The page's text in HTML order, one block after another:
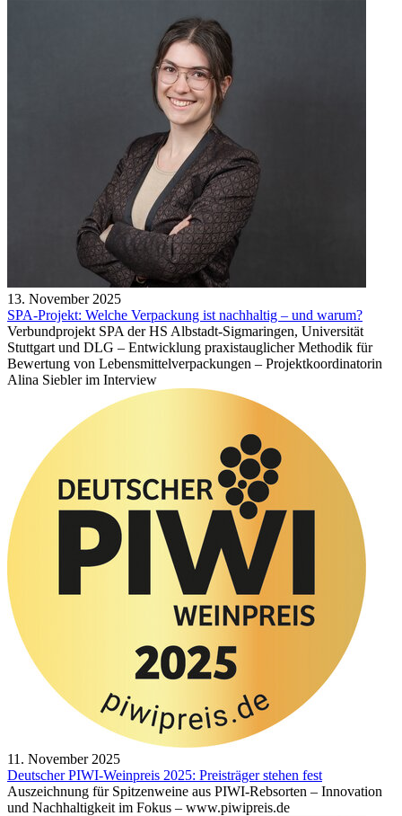
13. November 2025
SPA-Projekt: Welche Verpackung ist nachhaltig – und warum?
Verbundprojekt SPA der HS Albstadt-Sigmaringen, Universität
Stuttgart und DLG – Entwicklung praxistauglicher Methodik für
Bewertung von Lebensmittelverpackungen – Projektkoordinatorin
Alina Siebler im Interview
11. November 2025
Deutscher PIWI-Weinpreis 2025: Preisträger stehen fest
Auszeichnung für Spitzenweine aus PIWI-Rebsorten – Innovation
und Nachhaltigkeit im Fokus – www.piwipreis.de